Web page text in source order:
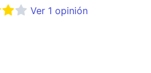
Ver 1 opinión